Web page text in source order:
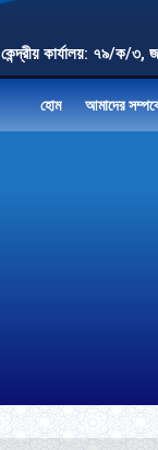
কেন্দ্রীয় কার্যালয়: ৭৯/
হোম আমাদের